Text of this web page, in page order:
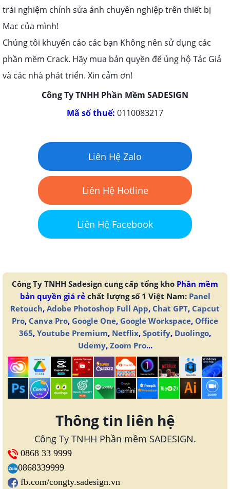
trải nghiệm chỉnh sửa ảnh chuyên nghiệp trên thiết bị
Mac của mình!
Chúng tôi khuyến cáo các bạn Không nên sử dụng các
phần mềm Crack. Hãy mua bản quyền để ủng hộ Tác Giả
và các nhà phát triển. Xin cảm ơn!
Công Ty TNHH Phần Mềm SADESIGN
Mã số thuế: 0110083217
Liên Hệ Zalo
Liên Hệ Hotline
Liên Hệ Facebook
Công Ty TNHH Sadesign cung cấp tổng kho Phần mềm
bản quyền giá rẻchất lượng số 1 Việt Nam: Panel
Retouch, Adobe Photoshop Full App, Chat GPT, Capcut
Pro, Canva Pro, Google One, Google Workspace, Office
365, Youtube Premium, Netflix, Spotify, Duolingo,
Udemy, Zoom Pro...
Thông tin liên hệ
Công Ty TNHH Phần mềm SADESIGN.
0868 33 9999
0868339999
fb.com/congty.sadesign.vn